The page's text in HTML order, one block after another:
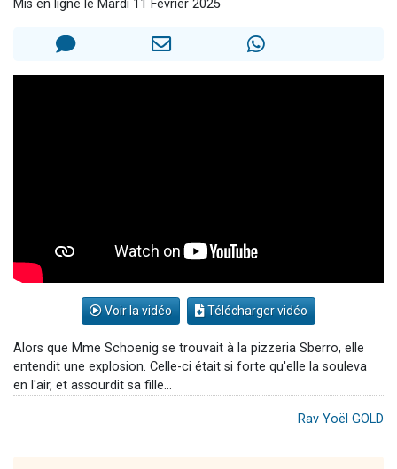
Il reste 49 places pour étudier en groupe sur Zoom
Mis en ligne le Mardi 11 Février 2025
Voir la vidéo Télécharger vidéo
Alors que Mme Schoenig se trouvait à la pizzeria Sberro, elle
entendit une explosion. Celle-ci était si forte qu'elle la souleva
en l'air, et assourdit sa fille...
Rav Yoël GOLD